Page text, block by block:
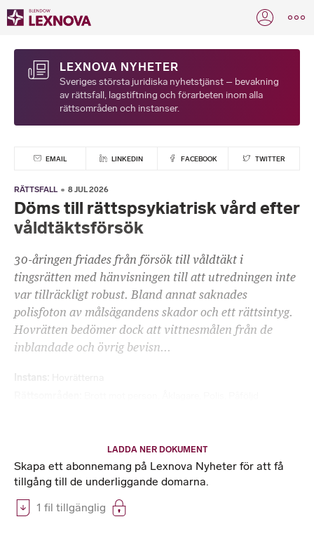
LEXNOVA NYHETER
Sveriges största juridiska nyhetstjänst – bevakning
av rättsfall, lagstiftning och förarbeten inom alla
rättsområden och instanser.
EMAIL LINKEDIN FACEBOOK TWITTER
RÄTTSFALL 8 JUL 2026
Döms till rättspsykiatrisk vård efter
våldtäktsförsök
30-åringen friades från försök till våldtäkt i
tingsrätten med hänvisningen till att utredningen inte
var tillräckligt robust. Bland annat saknades
polisfoton av målsägandens skador och ett rättsintyg.
Hovrätten bedömer dock att vittnesmålen från de
inblandade och övrig bevisn...
Hovrätterna
LADDA NER DOKUMENT
Skapa ett abonnemang på Lexnova Nyheter för att få
tillgång till de underliggande domarna.
1 fil tillgänglig